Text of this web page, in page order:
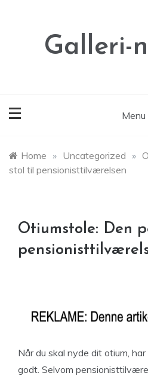
Galleri-
Menu
Home » Uncategorized »
stol til pensionisttilværelsen
Otiumstole: Den
Når du skal nyde dit otium,
godt. Selvom